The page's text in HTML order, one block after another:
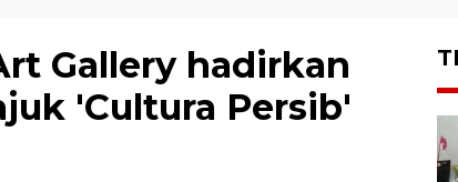
Gallery hadirkan
'Cultura Persib'